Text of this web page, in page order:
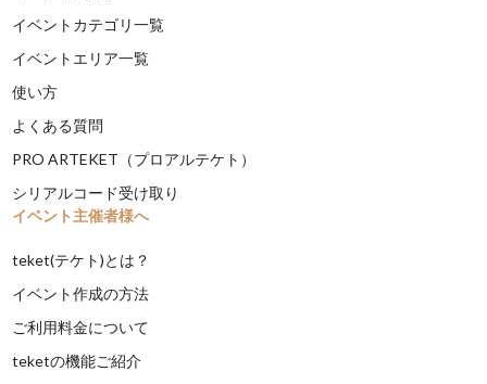
イベントカテゴリ一覧
イベントエリア一覧
使い方
よくある質問
PRO ARTEKET（プロアルテケト）
シリアルコード受け取り
イベント主催者様へ
teket(テケト)とは？
イベント作成の方法
ご利用料金について
teketの機能ご紹介